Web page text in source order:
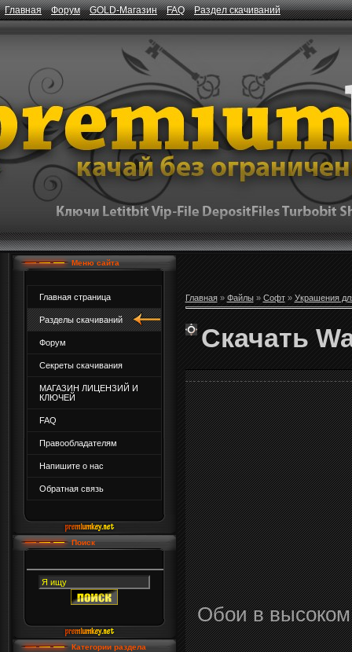
Главная Форум GOLD-Магазин FAQ Раздел скачиваний
Меню сайта
Главная страница
Разделы скачиваний
Форум
Секреты скачивания
МАГАЗИН ЛИЦЕНЗИЙ И
КЛЮЧЕЙ
FAQ
Правообладателям
Напишите о нас
Обратная связь
Поиск
Категории раздела
Главная» Файлы» Софт» Украшения
Скачать
Обои в